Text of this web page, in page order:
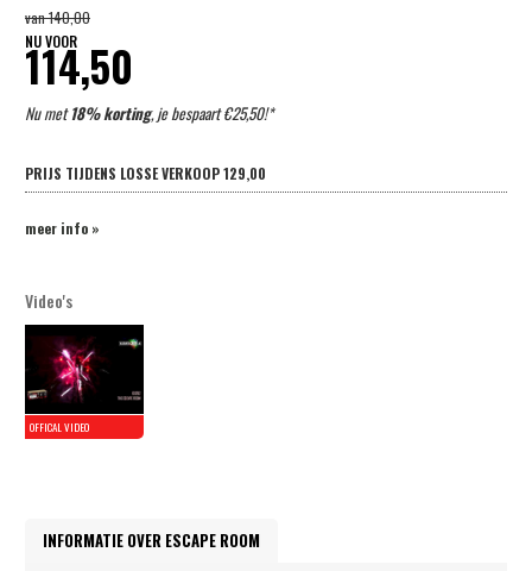
van140,00
NU VOOR
114,50
Nu met18% korting, je bespaart €25,50!*
PRIJS TIJDENS LOSSE VERKOOP129,00
meer info »
Video's
INFORMATIE OVER ESCAPE ROOM